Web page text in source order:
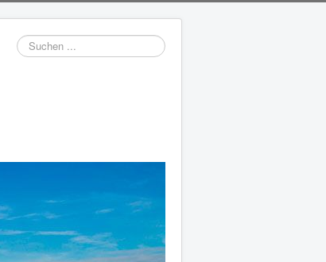
Suchen
...